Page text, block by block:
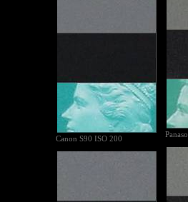
Canon S90 ISO 200